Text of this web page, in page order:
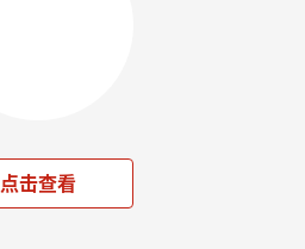
点击查看